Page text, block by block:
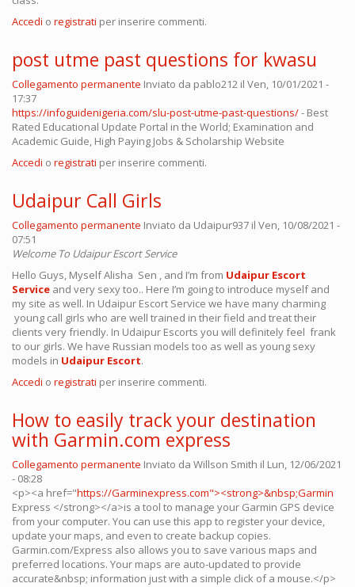
Accedi o registrati per inserire commenti.
post utme past questions for kwasu
Collegamento permanente Inviato da pablo212 il Ven, 10/01/2021 -
17:37
https://infoguidenigeria.com/slu-post-utme-past-questions/- Best
Rated Educational Update Portal in the World; Examination and
Academic Guide, High Paying Jobs & Scholarship Website
Accedi o registrati per inserire commenti.
Udaipur Call Girls
Collegamento permanente Inviato da Udaipur937 il Ven, 10/08/2021 -
07:51
Welcome To Udaipur Escort Service
Hello Guys, Myself Alisha Sen , and I’m from Udaipur Escort
Service and very sexy too.. Here I’m going to introduce myself and
my site as well. In Udaipur Escort Service we have many charming
young call girls who are well trained in their field and treat their
clients very friendly. In Udaipur Escorts you will definitely feel frank
to our girls. We have Russian models too as well as young sexy
models in Udaipur Escort.
Accedi o registrati per inserire commenti.
How to easily track your destination
with Garmin.com express
Collegamento permanente Inviato da Willson Smith il Lun, 12/06/2021
- 08:28
<p><a href="https://Garminexpress.com"><strong>&nbsp;Garmin
Express </strong></a>is a tool to manage your Garmin GPS device
from your computer. You can use this app to register your device,
update your maps, and even to create backup copies.
Garmin.com/Express also allows you to save various maps and
preferred locations. Your maps are auto-updated to provide
accurate&nbsp; information just with a simple click of a mouse.</p>